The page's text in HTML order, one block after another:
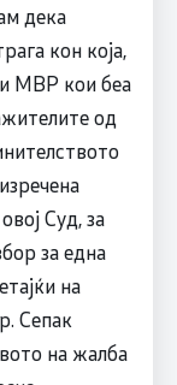
дека
кон која,
и МВР кои беа
од
Суд, за
за една
на
Сепак
на жалба